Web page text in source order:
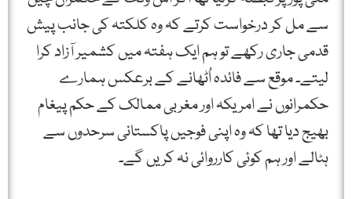
سے مل کر درخواست کرتے کہ وہ کلکتہ کی جانب پیش
قدمی جاری رکھے تو ہم ایک ہفتہ میں کشمیر آزاد کرا
لیتے۔ موقع سے فائدہ اُٹھانے کے برعکس ہمارے
حکمرانوں نے امریکہ اور مغربی ممالک کے حکم پیغام
بھیج دیا تھا کہ وہ اپنی فوجیں پاکستانی سرحدوں سے
ہٹالے اور ہم کوئی کارروائی نہ کریں گے۔